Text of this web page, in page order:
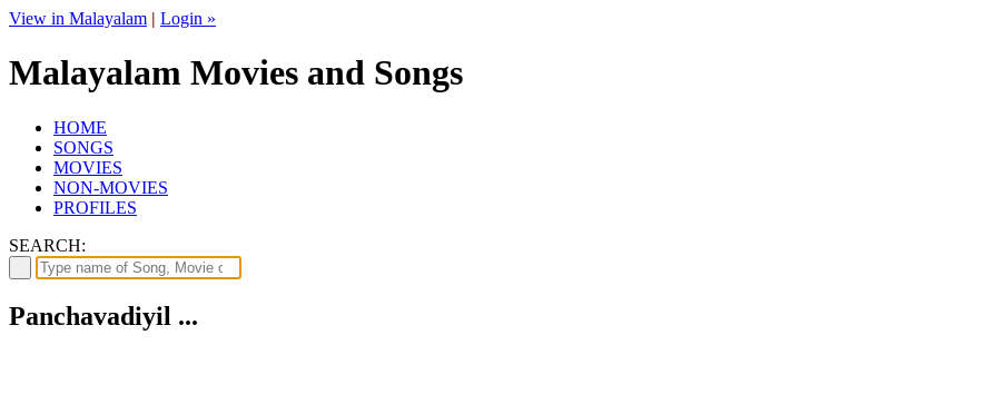
View in Malayalam | Login »
Malayalam Movies and Songs
HOME
SONGS
MOVIES
NON-MOVIES
PROFILES
SEARCH:
Panchavadiyil ...